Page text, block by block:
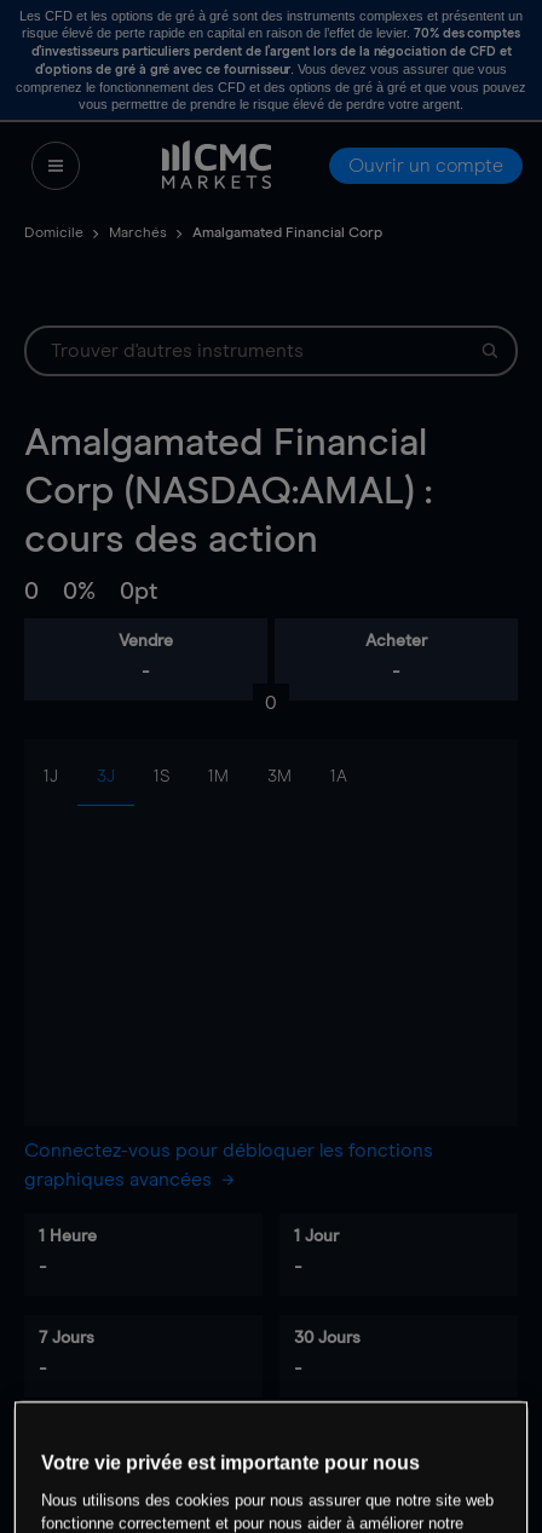
Les CFD et les options de gré à gré sont des instruments complexes et présentent un
risque élevé de perte rapide en capital en raison de l’effet de levier. 70% des comptes
d’investisseurs particuliers perdent de l’argent lors de la négociation de CFD et
d’options de gré à gré avec ce fournisseur . Vous devez vous assurer que vous
comprenez le fonctionnement des CFD et des options de gré à gré et que vous pouvez
vous permettre de prendre le risque élevé de perdre votre argent.
Ouvrir un compte
Domicile Marchés Amalgamated Financial Corp
Amalgamated Financial
Corp (NASDAQ:AMAL) :
cours des action
0 0% 0pt
Vendre
-
Acheter
-
0
1J 3J 1S 1M 3M 1A
Connectez-vous pour débloquer les fonctions
graphiques avancées
1 Heure
-
1 Jour
-
7 Jours
-
30 Jours
-
0% des clients ont une position à
cet actif
Votre vie privée est importante pour nous
Nous utilisons des cookies pour nous assurer que notre site web
fonctionne correctement et pour nous aider à améliorer notre